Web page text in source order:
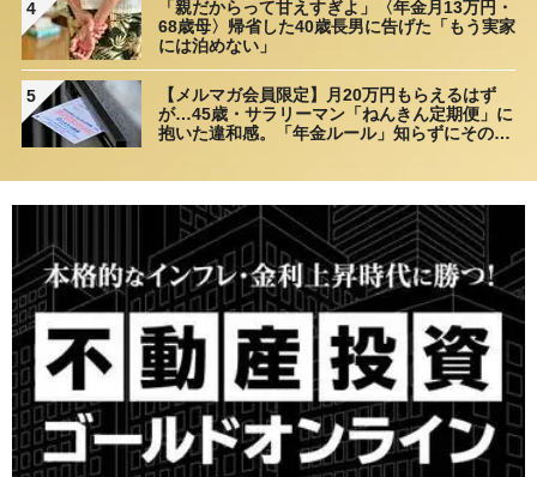
4
「親だからって甘えすぎよ」〈年金月13万円・
68歳母〉帰省した40歳長男に告げた「もう実家
には泊めない」
5
【メルマガ会員限定】月20万円もらえるはず
が…45歳・サラリーマン「ねんきん定期便」に
抱いた違和感。「年金ルール」知らずにそのま